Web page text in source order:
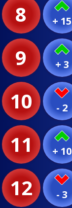
8 + 15
9 + 3
10 - 2
11 + 10
12 - 3